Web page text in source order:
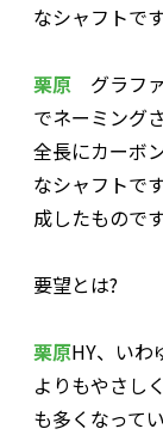
なシャフトで
栗原 グラフ
でネーミング
全長にカーボ
なシャフトで
成したものです
――要望とは?
栗原HY、いわ
よりもやさし
も多くなって